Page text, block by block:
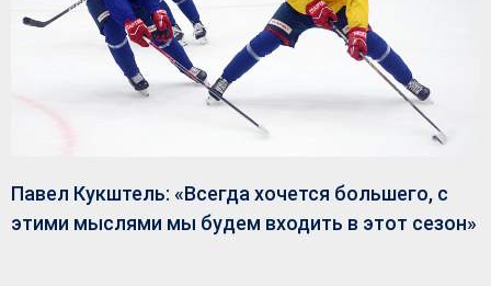
Павел Кукштель: «Всегда хочется большего, с
этими мыслями мы будем входить в этот сезон»